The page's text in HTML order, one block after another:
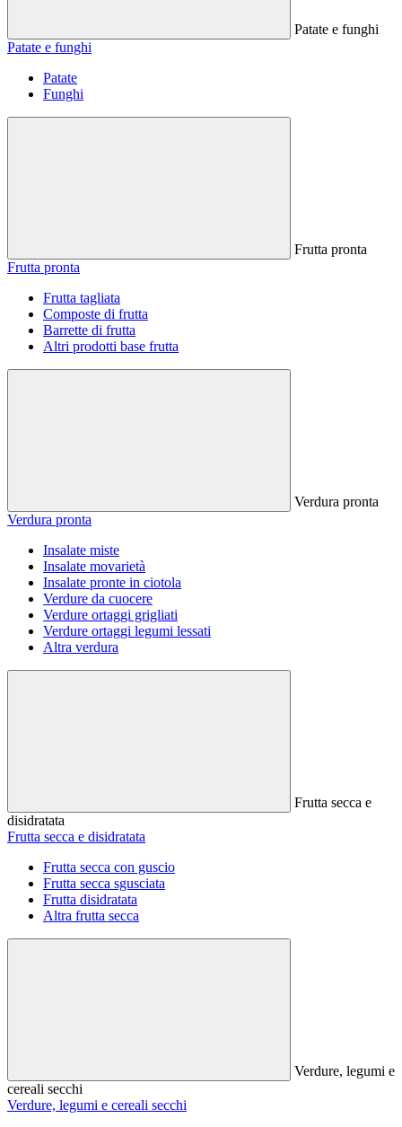
Patate e funghi
Patate e funghi
Patate
Funghi
Frutta pronta
Frutta pronta
Frutta tagliata
Composte di frutta
Barrette di frutta
Altri prodotti base frutta
Verdura pronta
Verdura pronta
Insalate miste
Insalate movarietà
Insalate pronte in ciotola
Verdure da cuocere
Verdure ortaggi grigliati
Verdure ortaggi legumi lessati
Altra verdura
Frutta secca e
disidratata
Frutta secca e disidratata
Frutta secca con guscio
Frutta secca sgusciata
Frutta disidratata
Altra frutta secca
Verdure, legumi e
cereali secchi
Verdure, legumi e cereali secchi